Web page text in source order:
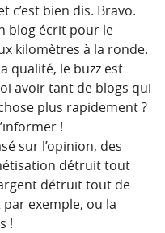
c’est bien dis. Bravo.
blog écrit pour le
kilomètres à la ronde.
qualité, le buzz est
avoir tant de blogs qui
plus rapidement ?
!
sur l’opinion, des
détruit tout
détruit tout de
exemple, ou la
!